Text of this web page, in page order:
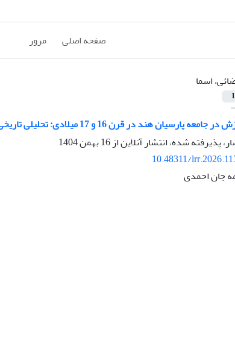
صفحه اصلی مرور
اسما
1
هند در قرن 16 و 17 میلادی: تحلیلی تاریخی-زبان‌شناختی
پذیرفته شده، انتشار آنلاین از16 بهمن 1404
10.48311/
جان احمدی